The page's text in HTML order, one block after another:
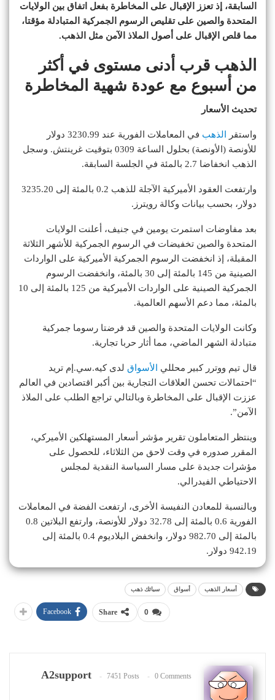
السابقة، إذ تعزز الإقبال على المخاطرة بفعل اتفاق بين الولايات
المتحدة والصين على تقليص الرسوم الجمركية المتبادلة مؤقتا،
مما قلص الإقبال على أصول الملاذ الآمن مثل الذهب.
الذهب قرب أدنى مستوى في أكثر
من أسبوع مع عودة شهية المخاطرة
تحديث الأسعار
واستقر الذهب
في المعاملات الفورية عند 3230.99 دولار
للأونصة (الأونصة) بحلول الساعة 0309 بتوقيت غرينتش. وسجل
الذهب انخفاضا 2.7 بالمئة في الجلسة السابقة.
وارتفعت العقود الأميركية الآجلة للذهب 0.2 بالمئة إلى 3235.20
دولار، بحسب بيانات وكالة رويترز.
بعد مفاوضات استمرت يومين في جنيف، أعلنت الولايات
المتحدة والصين تخفيضات في الرسوم الجمركية للأشهر الثلاثة
المقبلة، إذ انخفضت الرسوم الجمركية الأميركية على الواردات
الصينية من 145 بالمئة إلى 30 بالمئة، وانخفضت الرسوم
الجمركية الصينية على الواردات الأميركية من 125 بالمئة إلى 10
بالمئة، مما دعم الأسهم العالمية.
وكانت الولايات المتحدة والصين قد فرضتا رسوما جمركية
متبادلة الشهر الماضي، مما أثار حربا تجارية.
قال تيم ووترر كبير محللي الأسواق لدى كيه.سي.إم تريد
“احتمالات تحسن العلاقات التجارية بين أكبر اقتصادين في العالم
عززت الإقبال على المخاطرة وبالتالي تراجع الطلب على الملاذ
الآمن”.
وينتظر المتعاملون تقرير مؤشر أسعار المستهلكين الأميركي،
المقرر صدوره في وقت لاحق من الثلاثاء، للحصول على
مؤشرات جديدة على مسار السياسة النقدية لمجلس
الاحتياطي الفيدرالي.
وبالنسبة للمعادن النفيسة الأخرى، ارتفعت الفضة في المعاملات
الفورية 0.6 بالمئة إلى 32.78 دولار للأونصة، وارتفع البلاتين 0.8
بالمئة إلى 982.70 دولار، وانخفض البلاديوم 0.4 بالمئة إلى
942.19 دولار.
أسعار الذهب أسواق سبائك ذهب
0
Share
Facebook
A2support 7451 Posts 0 Comments